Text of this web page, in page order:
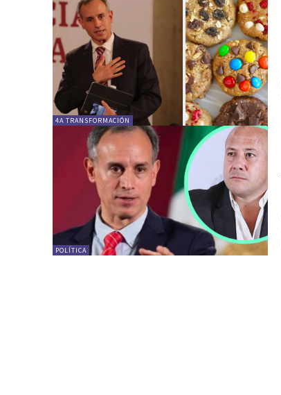
4A TRANSFORMACIÓN
POLÍTICA